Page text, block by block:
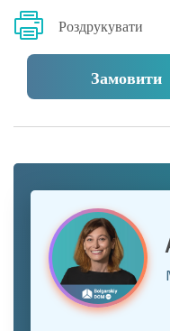
Роздрукувати
Замовити